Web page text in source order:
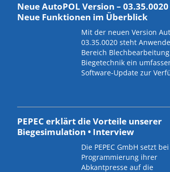
Neue AutoPOL Version –
Neue Funktionen im Überblick
Mit der neuen Version
03.35.0020 steht
Bereich
Biegetechnik ein
Software-Update zur
PEPEC erklärt die Vorteile unserer
Biegesimulation • Interview
Die PEPEC GmbH setzt
Programmierung ihrer
Abkantpresse auf die